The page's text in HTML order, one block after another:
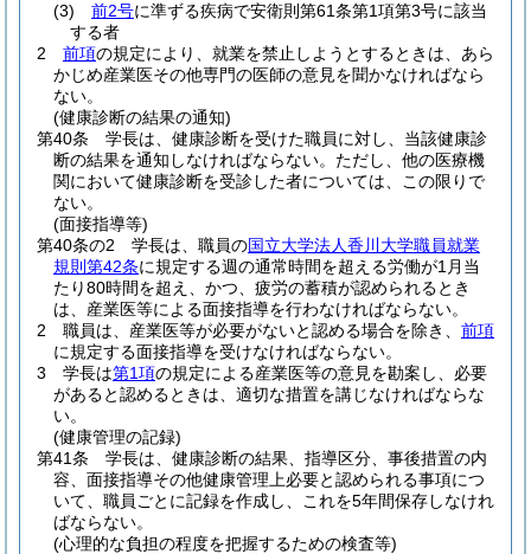
(3)
前2号に準ずる疾病で安衛則第61条第1項第3号に該当
する者
2
前項の規定により、就業を禁止しようとするときは、あら
かじめ産業医その他専門の医師の意見を聞かなければなら
ない。
(健康診断の結果の通知)
第40条
学長は、健康診断を受けた職員に対し、当該健康診
断の結果を通知しなければならない。 ただし、他の医療機
関において健康診断を受診した者については、この限りで
ない。
(面接指導等)
第40条の2
学長は、職員の国立大学法人香川大学職員就業
規則第42条に規定する週の通常時間を超える労働が1月当
たり80時間を超え、かつ、疲労の蓄積が認められるとき
は、産業医等による面接指導を行わなければならない。
2
職員は、産業医等が必要がないと認める場合を除き、 前項
に規定する面接指導を受けなければならない。
3
学長は第1項の規定による産業医等の意見を勘案し、必要
があると認めるときは、適切な措置を講じなければならな
い。
(健康管理の記録)
第41条
学長は、健康診断の結果、指導区分、事後措置の内
容、面接指導その他健康管理上必要と認められる事項につ
いて、職員ごとに記録を作成し、これを5年間保存しなけれ
ばならない。
(心理的な負担の程度を把握するための検査等)